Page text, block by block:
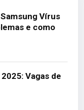
Vírus
e como
Vagas de